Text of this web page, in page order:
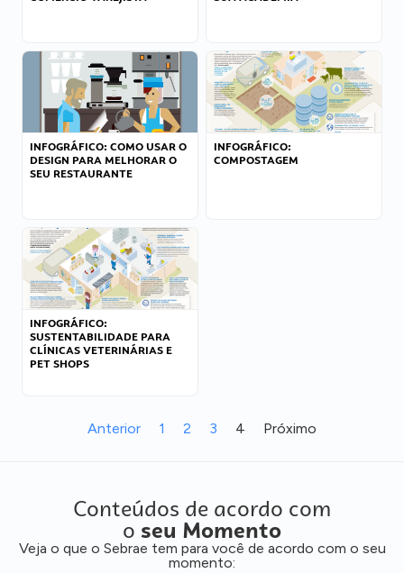
INFOGRÁFICO: COMO USAR O
DESIGN PARA MELHORAR O
SEU RESTAURANTE
INFOGRÁFICO:
COMPOSTAGEM
INFOGRÁFICO:
SUSTENTABILIDADE PARA
CLÍNICAS VETERINÁRIAS E
PET SHOPS
Anterior 1 2 3 4 Próximo
Conteúdos de acordo com
o seu Momento
Veja o que o Sebrae tem para você de acordo com o seu
momento: